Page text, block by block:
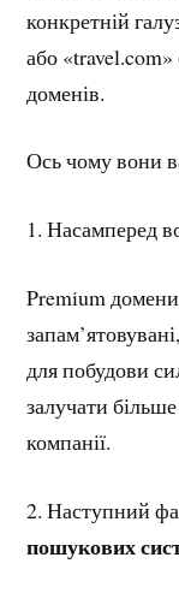
конкретній
або
доменів.
Ось чому вони
1. Насамперед
Premium домени
для побудови
залучати
компанії.
2. Наступний
пошукових